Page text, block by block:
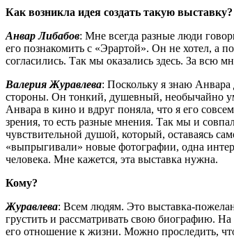
Как возникла идея создать такую выставку?
Анвар Либабов: Мне всегда разные люди
его познакомить с «Эрартой». Он не хотел, а
согласились. Так мы оказались здесь. За всю
Валерия Журавлева: Поскольку я знаю Анвара
стороны. Он тонкий, душевный, необычайно
Анвара в кино и вдруг поняла, что я его
зрения, то есть разные мнения. Так мы и
чувствительной душой, который, оставаясь
«выпрыгивали» новые фотографии, одна
человека. Мне кажется, эта выставка нужна.
Кому?
Журавлева: Всем людям. Это выставка-
грустить и рассматривать свою биографию.
его отношение к жизни. Можно проследить,